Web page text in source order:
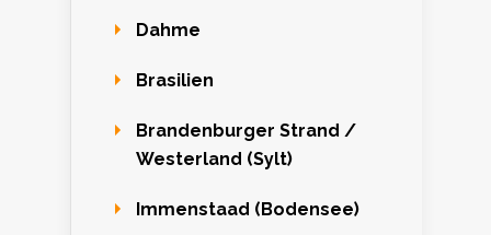
Dahme
Brasilien
Brandenburger Strand /
Westerland (Sylt)
Immenstaad (Bodensee)